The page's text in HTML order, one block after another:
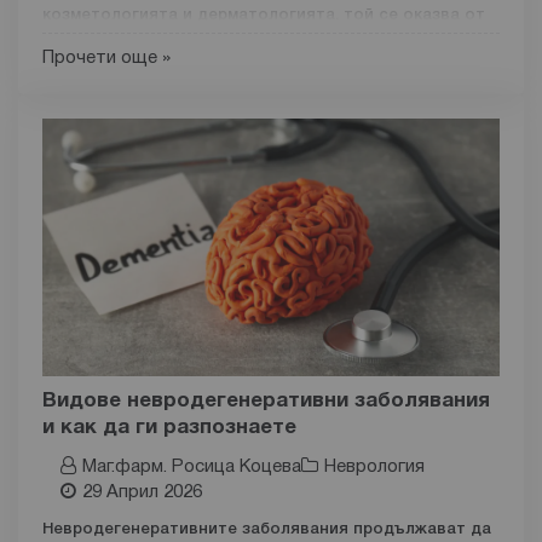
е с доказана ефективност при множество кожни
лош тен на кожата.
Не бива да се забравя, че ретинолът е съставка,
която изисква информираност относно нейното
приложение.
Използван правилно, той трансформира
кожата видимо. Но в случаи на неправилно
приложение, той може да доведе до дразнене,
зачервяване и лющене на кожата.
Какво представлява ретинолът?
Ретинолът е форма на витамин А, който е
мастноразтворим витамин, необходим за нормалното
производни на витамин А. Те са с различна сила на
действие и специфичен режим на употреба.
Прочети още »
Видове невродегенеративни заболявания
и как да ги разпознаете
Маг.фарм. Росица Коцева
Неврология
29 Април 2026
Невродегенеративните заболявания продължават да